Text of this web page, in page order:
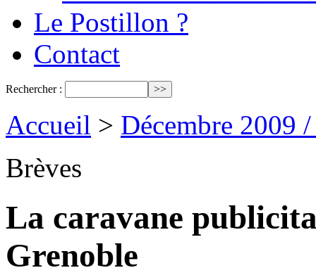
Le Postillon ?
Contact
Rechercher :
Accueil > Décembre 2009
Brèves
La caravane
Grenoble